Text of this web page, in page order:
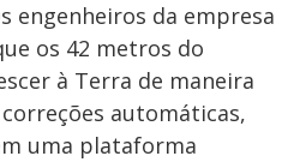
engenheiros da empresa
os 42 metros do
à Terra de maneira
automáticas,
uma plataforma